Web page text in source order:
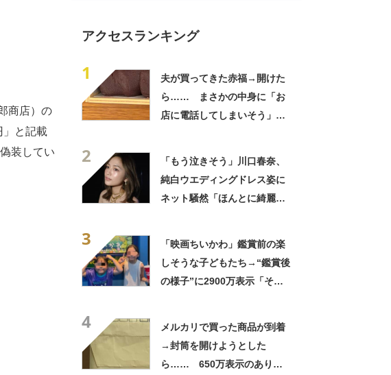
商店）の
」と記載
装してい
アクセスランキング
1
夫が買ってきた赤福→開けた
ら…… まさかの中身に「お
店に電話してしまいそう」
2
「もう泣きそう」川口春奈、
純白ウエディングドレス姿に
ネット騒然「ほんとに綺麗」
3
「映画ちいかわ」鑑賞前の楽
しそうな子どもたち→“鑑賞後
の様子”に2900万表示「そう
4
メルカリで買った商品が到着
→封筒を開けようとした
ら…… 650万表示のありえ